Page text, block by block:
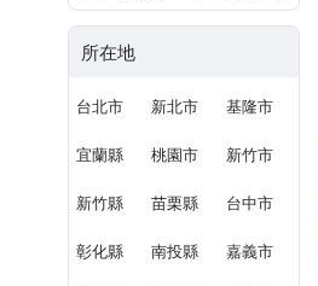
所在地
台北市 新北市 基隆市
宜蘭縣 桃園市 新竹市
新竹縣 苗栗縣 台中市
彰化縣 南投縣 嘉義市